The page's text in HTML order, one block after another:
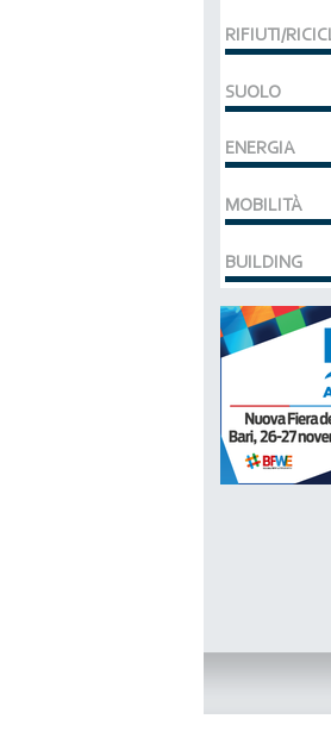
RIFIUTI/
SUOLO
ENERGIA
MOBILITÀ
BUILDING